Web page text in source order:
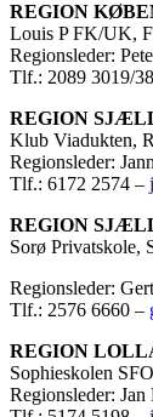
REGION
Louis P FK/UK,
Regionsleder:
Tlf.: 2089 3019/
REGION
Klub Viadukten,
Regionsleder:
Tlf.: 6172 2574 –
REGION
Sorø Privatskole,
Regionsleder:
Tlf.: 2576 6660 –
REGION
Sophieskolen
Regionsleder: Jan